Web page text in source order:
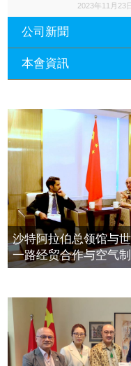
2023年11月23
公司新聞
一带一路经
2023年11月23
埃及总领
带一路经
2023年11月23日
拿督斯里吴
带一路经贸
2023年11月23
本會資訊
長瑚蒞臨
量波量子研
2021年12月10
標量波光
督斯裏吳達
2021年12月10
空氣制水發
境科政商管
沙特阿拉伯总领馆与
一路经贸合作与空气